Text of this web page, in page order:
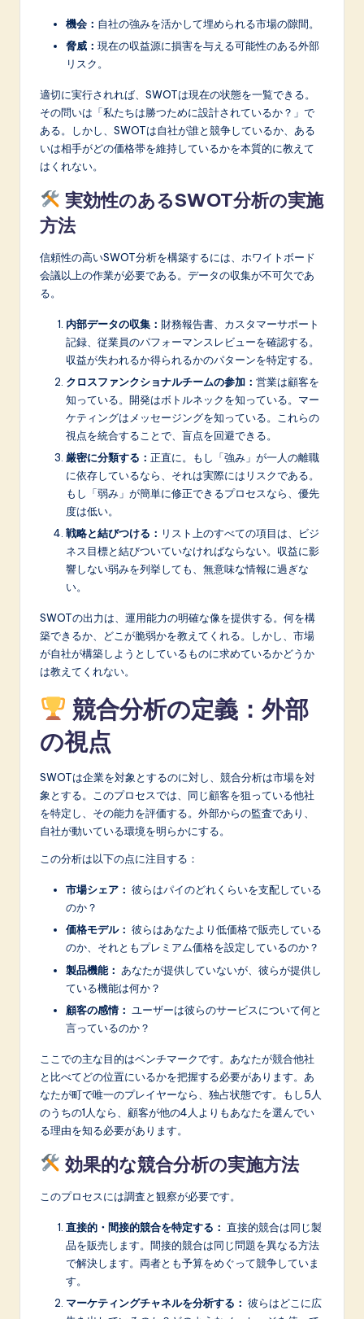
機会： 自社の強みを活かして埋められる市場の隙間。
脅威： 現在の収益源に損害を与える可能性のある外部
リスク。
適切に実行されれば、SWOTは現在の状態を一覧できる。
その問いは「私たちは勝つために設計されているか？」で
ある。しかし、SWOTは自社が誰と競争しているか、ある
いは相手がどの価格帯を維持しているかを本質的に教えて
はくれない。
実効性のあるSWOT分析の実施
方法
信頼性の高いSWOT分析を構築するには、ホワイトボード
会議以上の作業が必要である。データの収集が不可欠であ
る。
内部データの収集： 財務報告書、カスタマーサポート
記録、従業員のパフォーマンスレビューを確認する。
収益が失われるか得られるかのパターンを特定する。
クロスファンクショナルチームの参加： 営業は顧客を
知っている。開発はボトルネックを知っている。マー
ケティングはメッセージングを知っている。これらの
視点を統合することで、盲点を回避できる。
厳密に分類する： 正直に。もし「強み」が一人の離職
に依存しているなら、それは実際にはリスクである。
もし「弱み」が簡単に修正できるプロセスなら、優先
度は低い。
戦略と結びつける： リスト上のすべての項目は、ビジ
ネス目標と結びついていなければならない。収益に影
響しない弱みを列挙しても、無意味な情報に過ぎな
い。
SWOTの出力は、運用能力の明確な像を提供する。何を構
築できるか、どこが脆弱かを教えてくれる。しかし、市場
が自社が構築しようとしているものに求めているかどうか
は教えてくれない。
競合分析の定義：外部
の視点
SWOTは企業を対象とするのに対し、競合分析は市場を対
象とする。このプロセスでは、同じ顧客を狙っている他社
を特定し、その能力を評価する。外部からの監査であり、
自社が動いている環境を明らかにする。
この分析は以下の点に注目する：
市場シェア： 彼らはパイのどれくらいを支配している
のか？
価格モデル： 彼らはあなたより低価格で販売している
のか、それともプレミアム価格を設定しているのか？
製品機能： あなたが提供していないが、彼らが提供し
ている機能は何か？
顧客の感情： ユーザーは彼らのサービスについて何と
言っているのか？
ここでの主な目的はベンチマークです。あなたが競合他社
と比べてどの位置にいるかを把握する必要があります。あ
なたが町で唯一のプレイヤーなら、独占状態です。もし5人
のうちの1人なら、顧客が他の4人よりもあなたを選んでい
る理由を知る必要があります。
効果的な競合分析の実施方法
このプロセスには調査と観察が必要です。
直接的・間接的競合を特定する： 直接的競合は同じ製
品を販売します。間接的競合は同じ問題を異なる方法
で解決します。両者とも予算をめぐって競争していま
す。
マーケティングチャネルを分析する： 彼らはどこに広